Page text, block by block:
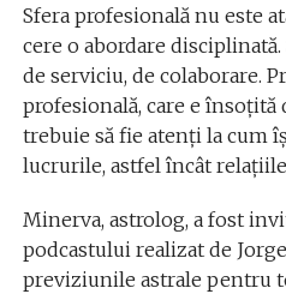
Sfera profesională nu este
cere o abordare
de serviciu, de colaborare.
profesională, care e însoțită
trebuie să fie atenți la cum
lucrurile, astfel încât
Minerva, astrolog, a fost
podcastului realizat de
previziunile astrale pentru